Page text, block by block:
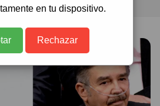
en tu dispositivo.
Rechazar